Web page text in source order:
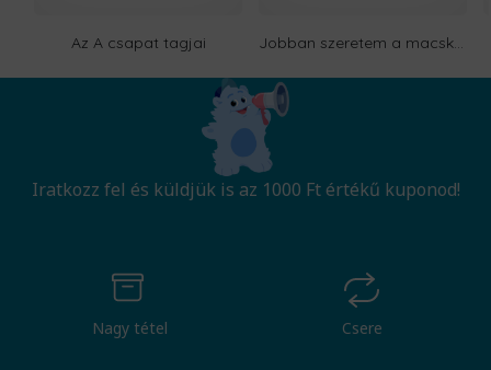
Az A csapat tagjai Jobban szeretem a macskákat, mint az embereket
Iratkozz fel és küldjük is az 1000 Ft értékű kuponod!
Nagy tétel Csere